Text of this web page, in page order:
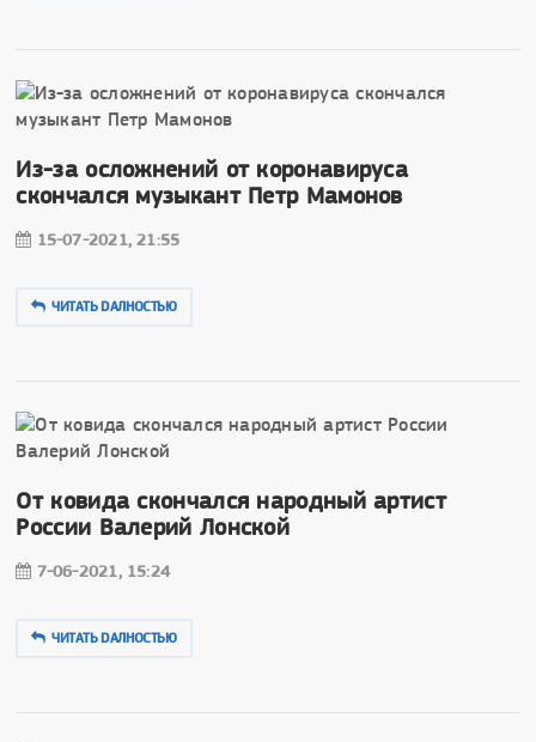
Из-за осложнений от коронавируса
скончался музыкант Петр Мамонов
15-07-2021, 21:55
ЧИТАТЬ DAЛНОСТЬЮ
От ковида скончался народный артист
России Валерий Лонской
7-06-2021, 15:24
ЧИТАТЬ DAЛНОСТЬЮ